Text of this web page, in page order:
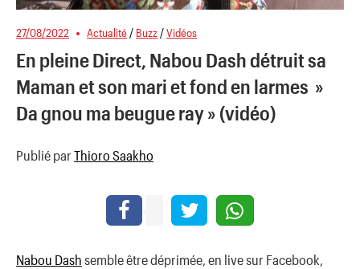
27/08/2022 Actualité / Buzz /Vidéos
En pleine Direct, Nabou Dash détruit sa
Maman et son mari et fond en larmes »
Da gnou ma beugue ray » (vidéo)
Publié par Thioro Saakho
Nabou Dash semble être déprimée, en live sur Facebook,